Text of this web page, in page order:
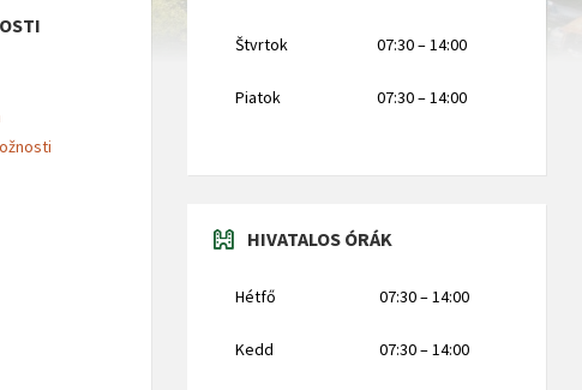
Štvrtok 07:30 – 14:00
Piatok 07:30 – 14:00
HIVATALOS ÓRÁK
Hétfő 07:30 – 14:00
Kedd 07:30 – 14:00